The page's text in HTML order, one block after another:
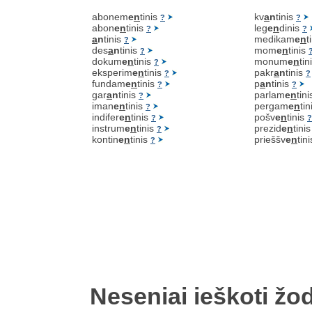
abonementinis ?
abonentinis ?
antinis ?
desantinis ?
dokumentinis ?
eksperimentinis ?
fundamentinis ?
garantinis ?
imanentinis ?
indiferentinis ?
instrumentinis ?
kontinentinis ?
kvantinis ?
legendinis ?
medikamen
momentinis
monumen
pakrantinis ?
pantinis ?
parlamen
pergamen
pošventinis ?
preziden
prieššven
Neseniai ieškoti